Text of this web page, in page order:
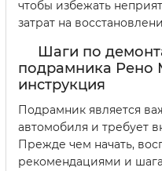
чтобы избежать
затрат на
Шаги по
подрамника Рено
инструкция
Подрамник является
автомобиля и требует
Прежде чем начать,
рекомендациями и